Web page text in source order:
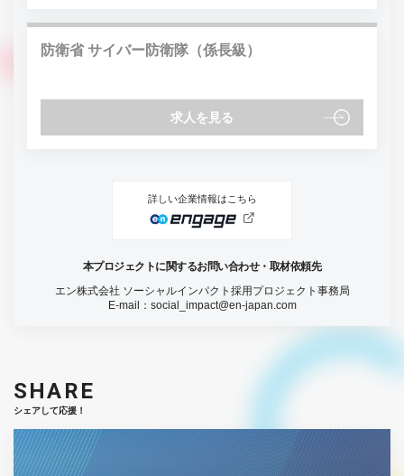
防衛省 サイバー防衛隊（係長級）
求人を見る
詳しい企業情報はこちら
本プロジェクトに関するお問い合わせ・取材依頼先
エン株式会社 ソーシャルインパクト採用プロジェクト事務局
E-mail： social_impact@en-japan.com
SHARE
シェアして応援！